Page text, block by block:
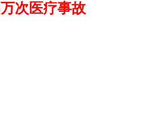
次医疗事故